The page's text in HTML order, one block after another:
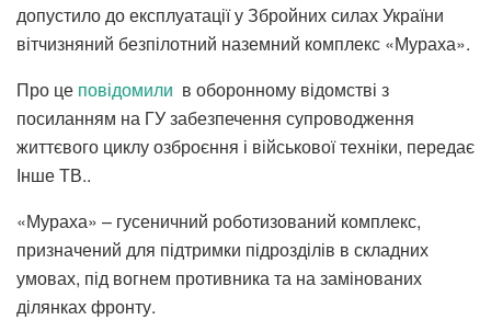
допустило до експлуатації у Збройних силах України
вітчизняний безпілотний наземний комплекс «Мураха».
Про це повідомили в оборонному відомстві з
посиланням на ГУ забезпечення супроводження
життєвого циклу озброєння і військової техніки, передає
Інше ТВ..
«Мураха» – гусеничний роботизований комплекс,
призначений для підтримки підрозділів в складних
умовах, під вогнем противника та на замінованих
ділянках фронту.